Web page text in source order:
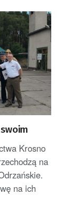
Krosno
na
na ich